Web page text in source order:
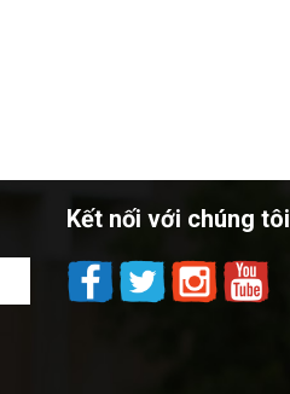
Kết nối với chúng tôi